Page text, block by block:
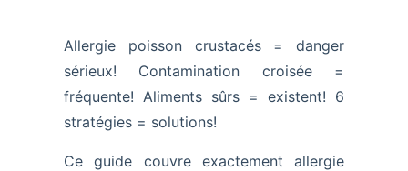
Allergie poisson crustacés = danger
sérieux! Contamination croisée =
fréquente! Aliments sûrs = existent! 6
stratégies = solutions!
Ce guide couvre exactement allergie